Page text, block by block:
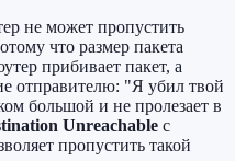
не может пропустить
что размер пакета
прибивает пакет, а
отправителю: "Я убил твой
большой и не пролезает в
Unreachable с
пропустить такой